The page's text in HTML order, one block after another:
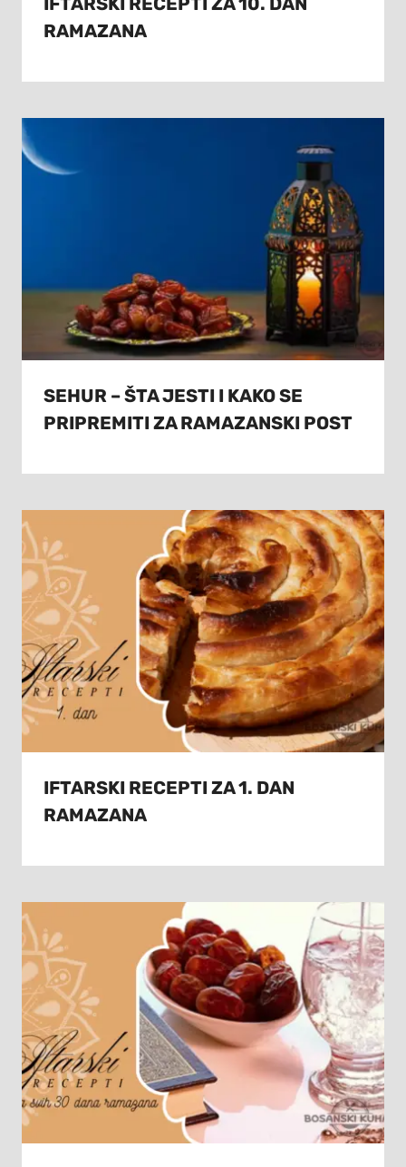
RAMAZANA
SEHUR – ŠTA JESTI I KAKO SE
PRIPREMITI ZA RAMAZANSKI POST
IFTARSKI RECEPTI ZA 1. DAN
RAMAZANA